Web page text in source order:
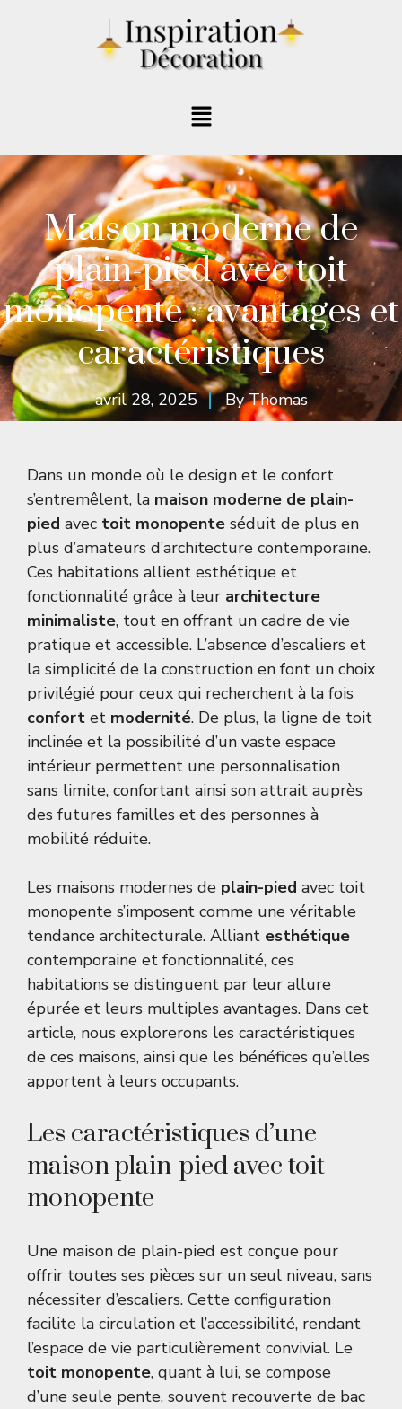
Maison moderne de
plain-pied avec toit
monopente : avantages et
caractéristiques
avril 28, 2025 ByThomas
Dans un monde où le design et le confort
s’entremêlent, la maison moderne de plain-
pied avec toit monopente séduit de plus en
plus d’amateurs d’architecture contemporaine.
Ces habitations allient esthétique et
fonctionnalité grâce à leur architecture
minimaliste, tout en offrant un cadre de vie
pratique et accessible. L’absence d’escaliers et
la simplicité de la construction en font un choix
privilégié pour ceux qui recherchent à la fois
confort et modernité. De plus, la ligne de toit
inclinée et la possibilité d’un vaste espace
intérieur permettent une personnalisation
sans limite, confortant ainsi son attrait auprès
des futures familles et des personnes à
mobilité réduite.
Les maisons modernes de plain-pied avec toit
monopente s’imposent comme une véritable
tendance architecturale. Alliant esthétique
contemporaine et fonctionnalité, ces
habitations se distinguent par leur allure
épurée et leurs multiples avantages. Dans cet
article, nous explorerons les caractéristiques
de ces maisons, ainsi que les bénéfices qu’elles
apportent à leurs occupants.
Les caractéristiques d’une
maison plain-pied avec toit
monopente
Une maison de plain-pied est conçue pour
offrir toutes ses pièces sur un seul niveau, sans
nécessiter d’escaliers. Cette configuration
facilite la circulation et l’accessibilité, rendant
l’espace de vie particulièrement convivial. Le
toit monopente, quant à lui, se compose
d’une seule pente, souvent recouverte de bac